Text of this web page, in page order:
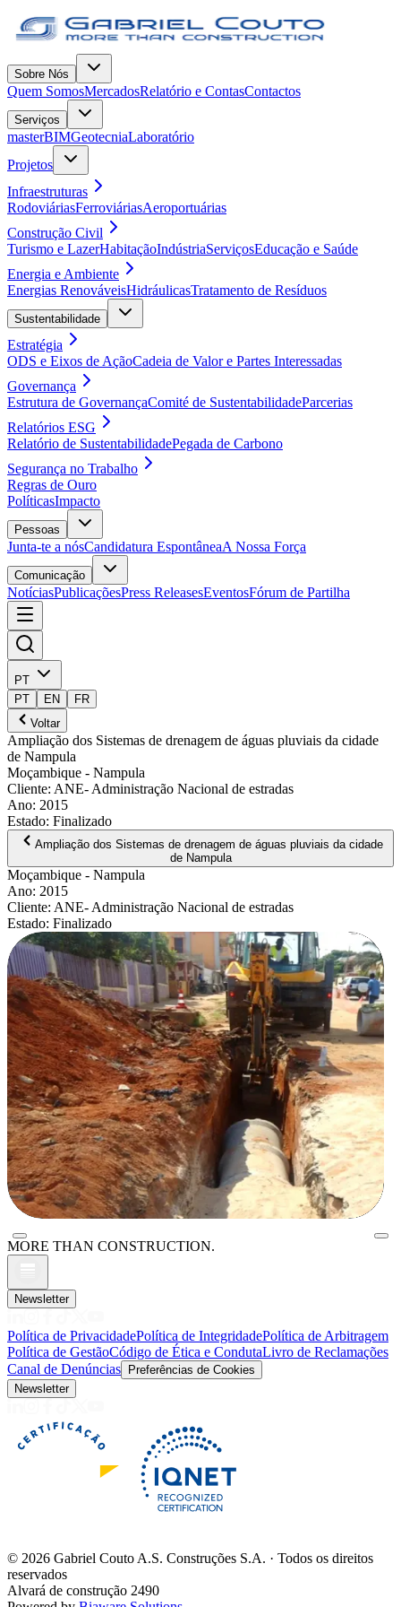
Sobre Nós
Quem SomosMercadosRelatório e ContasContactos
Serviços
masterBIMGeotecniaLaboratório
Projetos
Infraestruturas
RodoviáriasFerroviáriasAeroportuárias
Construção Civil
Turismo e LazerHabitaçãoIndústriaServiçosEducação e Saúde
Energia e Ambiente
Energias RenováveisHidráulicasTratamento de Resíduos
Sustentabilidade
Estratégia
ODS e Eixos de AçãoCadeia de Valor e Partes Interessadas
Governança
Estrutura de GovernançaComité de SustentabilidadeParcerias
Relatórios ESG
Relatório de SustentabilidadePegada de Carbono
Segurança no Trabalho
Regras de Ouro
PolíticasImpacto
Pessoas
Junta-te a nósCandidatura EspontâneaA Nossa Força
Comunicação
NotíciasPublicaçõesPress ReleasesEventosFórum de Partilha
PT
PT
EN
FR
Voltar
Ampliação dos Sistemas de drenagem de águas pluviais da cidade
de Nampula
Moçambique - Nampula
Cliente: ANE- Administração Nacional de estradas
Ano: 2015
Estado: Finalizado
Ampliação dos Sistemas de drenagem de águas pluviais da cidade
de Nampula
Moçambique - Nampula
Ano: 2015
Cliente: ANE- Administração Nacional de estradas
Estado: Finalizado
MORE THAN CONSTRUCTION.
Newsletter
Política de PrivacidadePolítica de IntegridadePolítica de Arbitragem
Política de GestãoCódigo de Ética e CondutaLivro de Reclamações
Canal de Denúncias
Preferências de Cookies
Newsletter
© 2026 Gabriel Couto A.S. Construções S.A. · Todos os direitos
reservados
Alvará de construção 2490